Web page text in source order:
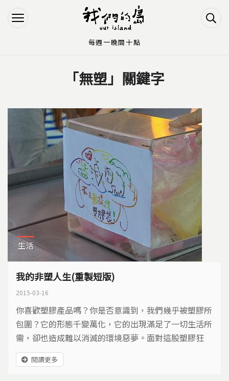
Jump to Navigation
Jump to Main content
「無塑」關鍵字
生活
我的非塑人生(重製短版)
2015-03-16
你喜歡塑膠產品嗎？你是否意識到，我們幾乎被塑膠所
包圍？它的形態千變萬化，它的出現滿足了一切生活所
需，卻也造成難以消滅的環境惡夢。面對這股塑膠狂
潮，有人選擇與塑膠保持距離…
閱讀更多
每週一晚間十點